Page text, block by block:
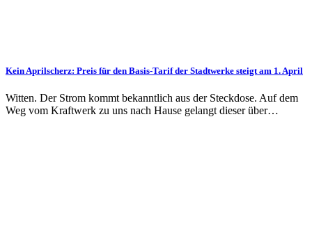
Kein Aprilscherz: Preis für den Basis-Tarif der Stadt­werke steigt am 1. April
Witten. Der Strom kommt bekannt­lich aus der Steck­dose. Auf dem
Weg vom Kraft­werk zu uns nach Hause gelangt dieser über…